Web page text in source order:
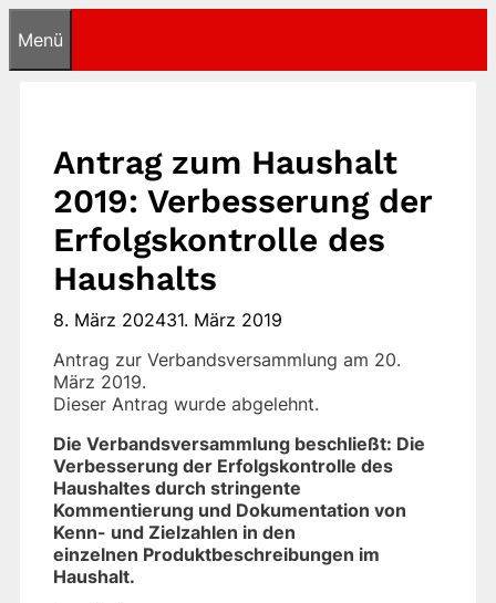
Inhalt
springen
Menü
Antrag zum Haushalt
2019: Verbesserung der
Erfolgskontrolle des
Haushalts
8. März 202431. März 2019
Antrag zur Verbandsversammlung am 20.
März 2019.
Dieser Antrag wurde abgelehnt.
Die Verbandsversammlung beschließt: Die
Verbesserung der Erfolgskontrolle des
Haushaltes durch stringente
Kommentierung und Dokumentation von
Kenn- und Zielzahlen in den
einzelnen Produktbeschreibungen im
Haushalt.